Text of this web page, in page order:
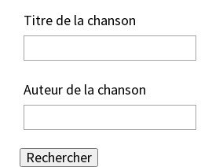
Titre de la chanson
Auteur de la chanson
Rechercher